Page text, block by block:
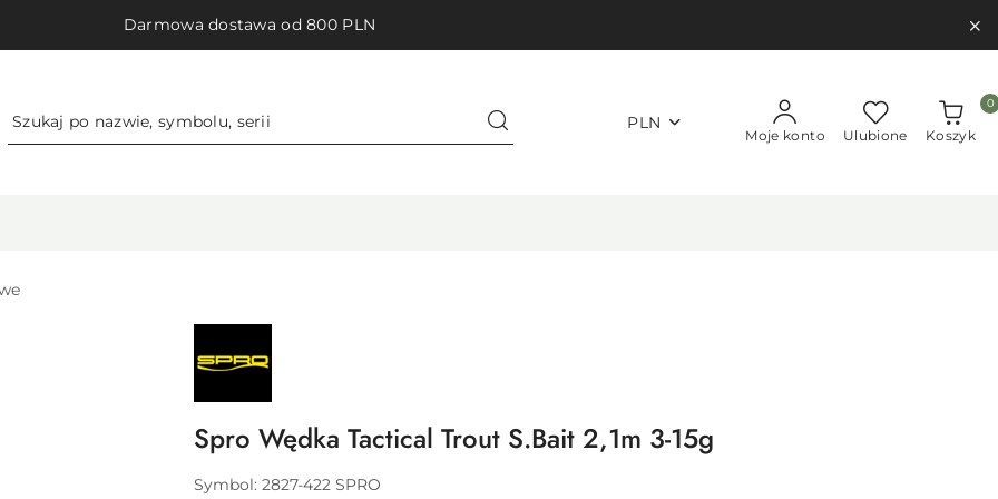
Darmowa dostawa od 800 PLN
PLN
Moje konto Ulubione Koszyk
0
NAZWA
SPRO
Spro Wędka Tactical Trout S.Bait 2,1m 3-15g
Symbol: 2827-422 SPRO